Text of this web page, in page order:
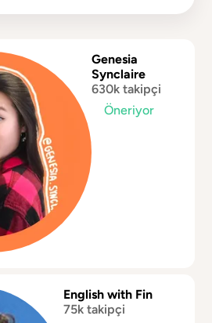
Genesia
Synclaire
630k takipçi
Öneriyor
English with Fin
75k takipçi